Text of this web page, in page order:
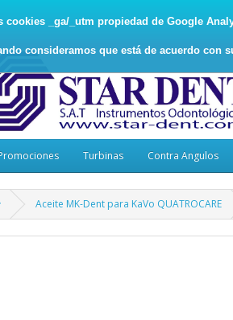
cookies _ga/_utm propiedad de Google
consideramos que está de acuerdo
Turbinas Contra Angulos
Aceite MK-Dent para KaVo QUATROCARE